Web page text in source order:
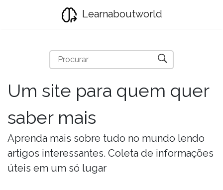
Learnaboutworld
Um site para quem quer
saber mais
Aprenda mais sobre tudo no mundo lendo
artigos interessantes. Coleta de informações
úteis em um só lugar